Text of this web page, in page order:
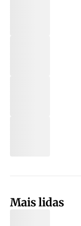
Mais lidas